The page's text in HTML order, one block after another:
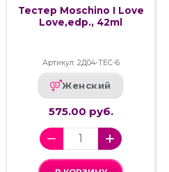
Тестер Moschino I Love
Love,edp., 42ml
Артикул: 2Д04-ТЕС-6
Женский
575.00 руб.